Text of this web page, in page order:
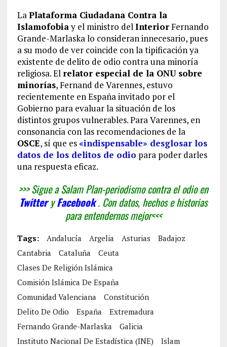
LaPlataforma Ciudadana Contra la
Islamofobiay el ministro delInteriorFernando
Grande-Marlaska lo consideran innecesario, pues
a su modo de ver coincide con la tipificación ya
existente de delito de odio contra una minoría
religiosa. El relator especial de la ONU sobre
minorías, Fernand de Varennes, estuvo
recientemente en España invitado por el
Gobierno para evaluar la situación de los
distintos grupos vulnerables. Para Varennes, en
consonancia con las recomendaciones de la
OSCE, sí que es«indispensable» desglosar los
datos de los delitos de odio para poder darles
una respuesta eficaz.
>>> Sigue a Salam Plan-periodismo contra el odio en
TwitteryFacebook. Con datos, hechos e historias
para entendernos mejor<<<
Tags: Andalucía Argelia Asturias
Badajoz
Cantabria
Cataluña
Ceuta
Clases De Religión Islámica
Comisión Islámica De España
Comunidad Valenciana
Constitución
Delito De Odio
España
Extremadura
Fernando Grande-Marlaska
Galicia
Instituto Nacional De Estadística (INE)
Islam